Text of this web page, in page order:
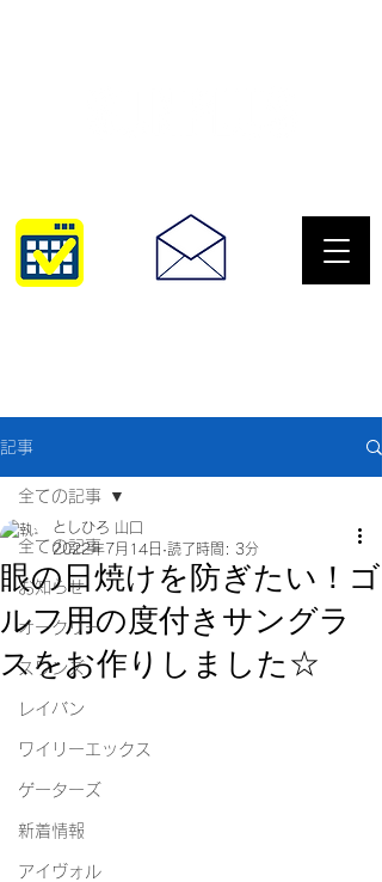
記事
全ての記事
お知らせ
オークリー
スワンズ
レイバン
ワイリーエックス
ゲーターズ
新着情報
アイヴォル
全ての記事
眼の日焼けを防ぎたい！ゴ
ルフ用の度付きサングラ
スをお作りしました☆
としひろ 山口
2022年7月14日 読了時間: 3分